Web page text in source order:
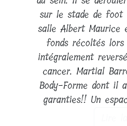
sur le stade de foot
salle Albert Maurice
fonds récoltés lors
intégralement
cancer. Martial
Body-Forme dont il
garanties!! Un